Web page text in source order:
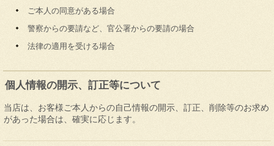
ご本人の同意がある場合
警察からの要請など、官公署からの要請の場合
法律の適用を受ける場合
個人情報の開示、訂正等について
当店は、お客様ご本人からの自己情報の開示、訂正、削除等のお求め
があった場合は、確実に応じます。